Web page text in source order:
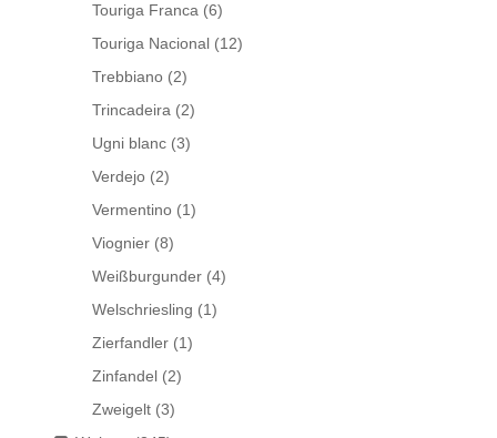
Touriga Franca (6)
Touriga Nacional (12)
Trebbiano (2)
Trincadeira (2)
Ugni blanc (3)
Verdejo (2)
Vermentino (1)
Viognier (8)
Weißburgunder (4)
Welschriesling (1)
Zierfandler (1)
Zinfandel (2)
Zweigelt (3)